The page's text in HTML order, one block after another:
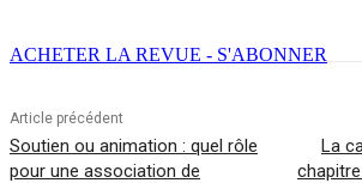
ACHETER LA REVUE - S'ABONNER
Article précédent
Soutien ou animation : quel rôle
pour une association de
La